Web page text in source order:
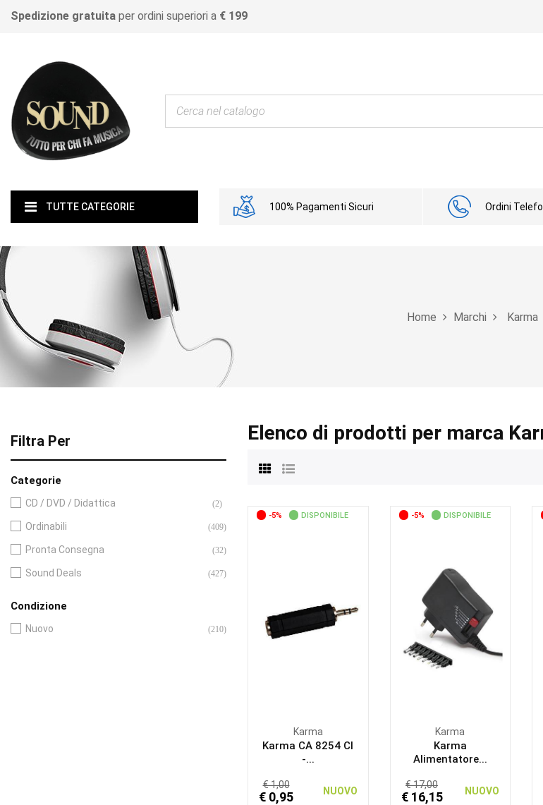
Spedizione gratuita per ordini superiori a € 199
TUTTE CATEGORIE 100% Pagamenti Sicuri Ordini
Home Marchi Karma
Filtra Per
Categorie
CD / DVD / Didattica (2)
Ordinabili (409)
Pronta Consegna (32)
Sound Deals (427)
Condizione
Nuovo (210)
Elenco di prodotti per marca
-5% DISPONIBILE
Karma
Karma CA 8254 CI
-...
€ 1,00
€ 0,95 NUOVO
-5% DISPONIBILE
Karma
Karma
Alimentatore...
€ 17,00
€ 16,15 NUOVO